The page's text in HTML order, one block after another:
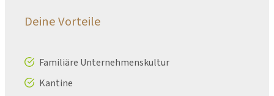
Deine Vorteile
Familiäre Unternehmenskultur
Kantine